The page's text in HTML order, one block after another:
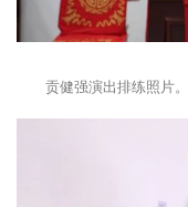
贡健强演出排练照片